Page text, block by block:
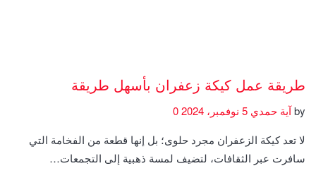
طريقة عمل كيكة زعفران بأسهل طريقة
byآية حمدي
لا تعد كيكة الزعفران مجرد حلوى؛ بل إنها قطعة من الفخامة التي
سافرت عبر الثقافات، لتضيف لمسة ذهبية إلى التجمعات…